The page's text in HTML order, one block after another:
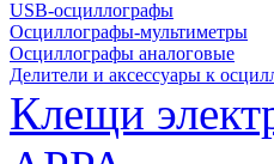
USB-осциллографы
Осциллографы-мультиметры
Осциллографы аналоговые
Делители и аксессуары к
Клещи